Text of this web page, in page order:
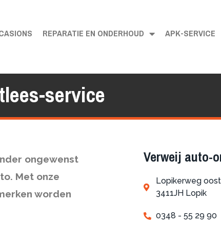
REPARATIE EN ONDERHOUD APK-SERVICE
service
ongewenst
Met onze
worden
Verweij auto-
Lopikerweg
3411JH Lopik
0348 - 55 29 90